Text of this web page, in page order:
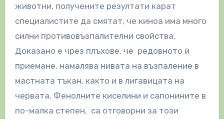
животни, получените резултати карат
специалистите да смятат, че киноа има много
силни противовъзпалителни свойства.
Доказано е чрез плъхове, че редовното ѝ
приемане, намалява нивата на възпаление в
мастната тъкан, както и в лигавицата на
червата. Фенолните киселини и сапонините в
по-малка степен, са отговорни за този